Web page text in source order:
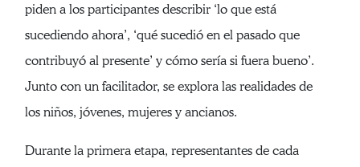
piden a los participantes describir ‘lo que está
sucediendo ahora’, ‘qué sucedió en el pasado que
contribuyó al presente’ y cómo sería si fuera bueno’.
Junto con un facilitador, se explora las realidades de
los niños, jóvenes, mujeres y ancianos.
Durante la primera etapa, representantes de cada